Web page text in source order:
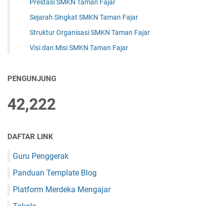
Prestasi SMKN Taman Fajar
Sejarah Singkat SMKN Taman Fajar
Struktur Organisasi SMKN Taman Fajar
Visi dan Misi SMKN Taman Fajar
PENGUNJUNG
42,222
DAFTAR LINK
Guru Penggerak
Panduan Template Blog
Platform Merdeka Mengajar